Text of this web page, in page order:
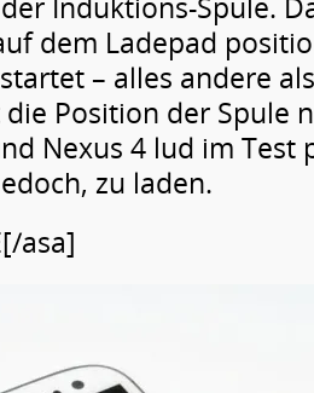
dem Ladepad
– alles andere
Position der Spule
Nexus 4 lud im Test
zu laden.
asa]